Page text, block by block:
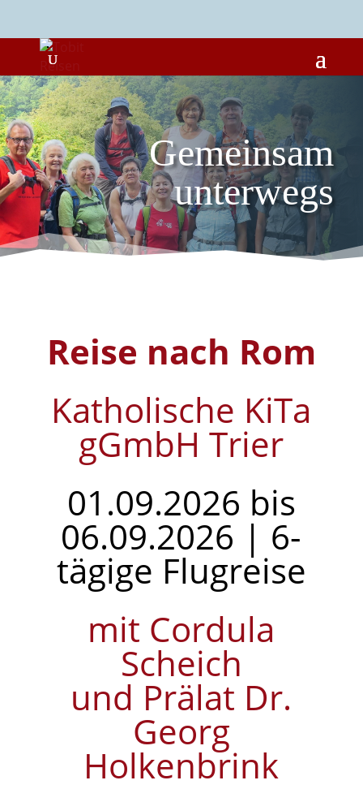
Gemeinsam
unterwegs
Reise nach Rom
Katholische KiTa
gGmbH Trier
01.09.2026 bis
06.09.2026 | 6-
tägige Flugreise
mit Cordula
Scheich
und Prälat Dr.
Georg
Holkenbrink